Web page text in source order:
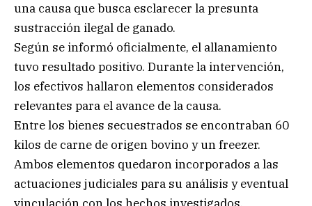
una causa que busca esclarecer la presunta
sustracción ilegal de ganado.
Según se informó oficialmente, el allanamiento
tuvo resultado positivo. Durante la intervención,
los efectivos hallaron elementos considerados
relevantes para el avance de la causa.
Entre los bienes secuestrados se encontraban 60
kilos de carne de origen bovino y un freezer.
Ambos elementos quedaron incorporados a las
actuaciones judiciales para su análisis y eventual